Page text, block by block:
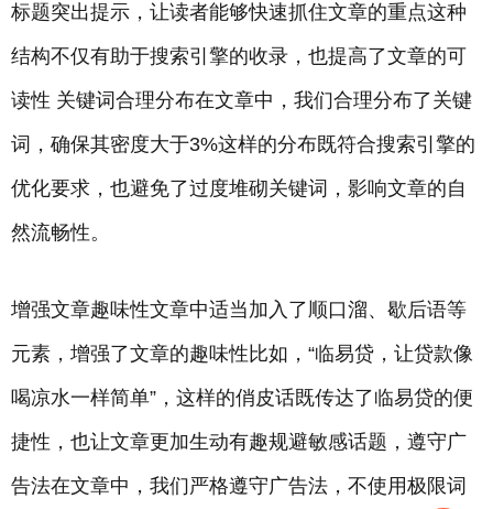
标题突出提示，让读者能够快速抓住文章的重点这种
结构不仅有助于搜索引擎的收录，也提高了文章的可
读性 关键词合理分布在文章中，我们合理分布了关键
词，确保其密度大于3%这样的分布既符合搜索引擎的
优化要求，也避免了过度堆砌关键词，影响文章的自
然流畅性。
增强文章趣味性文章中适当加入了顺口溜、歇后语等
元素，增强了文章的趣味性比如，“临易贷，让贷款像
喝凉水一样简单”，这样的俏皮话既传达了临易贷的便
捷性，也让文章更加生动有趣规避敏感话题，遵守广
告法在文章中，我们严格遵守广告法，不使用极限词